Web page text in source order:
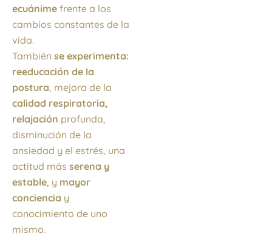
ecuánime frente a los
cambios constantes de la
vida.
También se experimenta:
reeducación de la
postura, mejora de la
calidad respiratoria,
relajación profunda,
disminución de la
ansiedad y el estrés, una
actitud más serena y
estable, y mayor
conciencia y
conocimiento de uno
mismo.